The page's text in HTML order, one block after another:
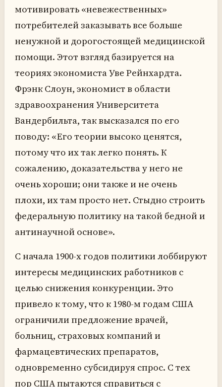
мотивировать «невежественных»
потребителей заказывать все больше
ненужной и дорогостоящей медицинской
помощи. Этот взгляд базируется на
теориях экономиста Уве Рейнхардта.
Фрэнк Слоун, экономист в области
здравоохранения Университета
Вандербильта, так высказался по его
поводу: «Его теории высоко ценятся,
потому что их так легко понять. К
сожалению, доказательства у него не
очень хороши; они также и не очень
плохи, их там просто нет. Стыдно строить
федеральную политику на такой бедной и
антинаучной основе».
С начала 1900-х годов политики лоббируют
интересы медицинских работников с
целью снижения конкуренции. Это
привело к тому, что к 1980-м годам США
ограничили предложение врачей,
больниц, страховых компаний и
фармацевтических препаратов,
одновременно субсидируя спрос. С тех
пор США пытаются справиться с